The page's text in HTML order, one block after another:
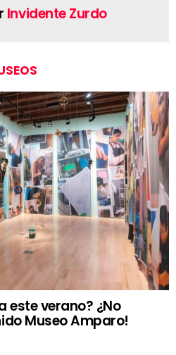
Invidente Zurdo
este verano? ¿No
Museo Amparo!